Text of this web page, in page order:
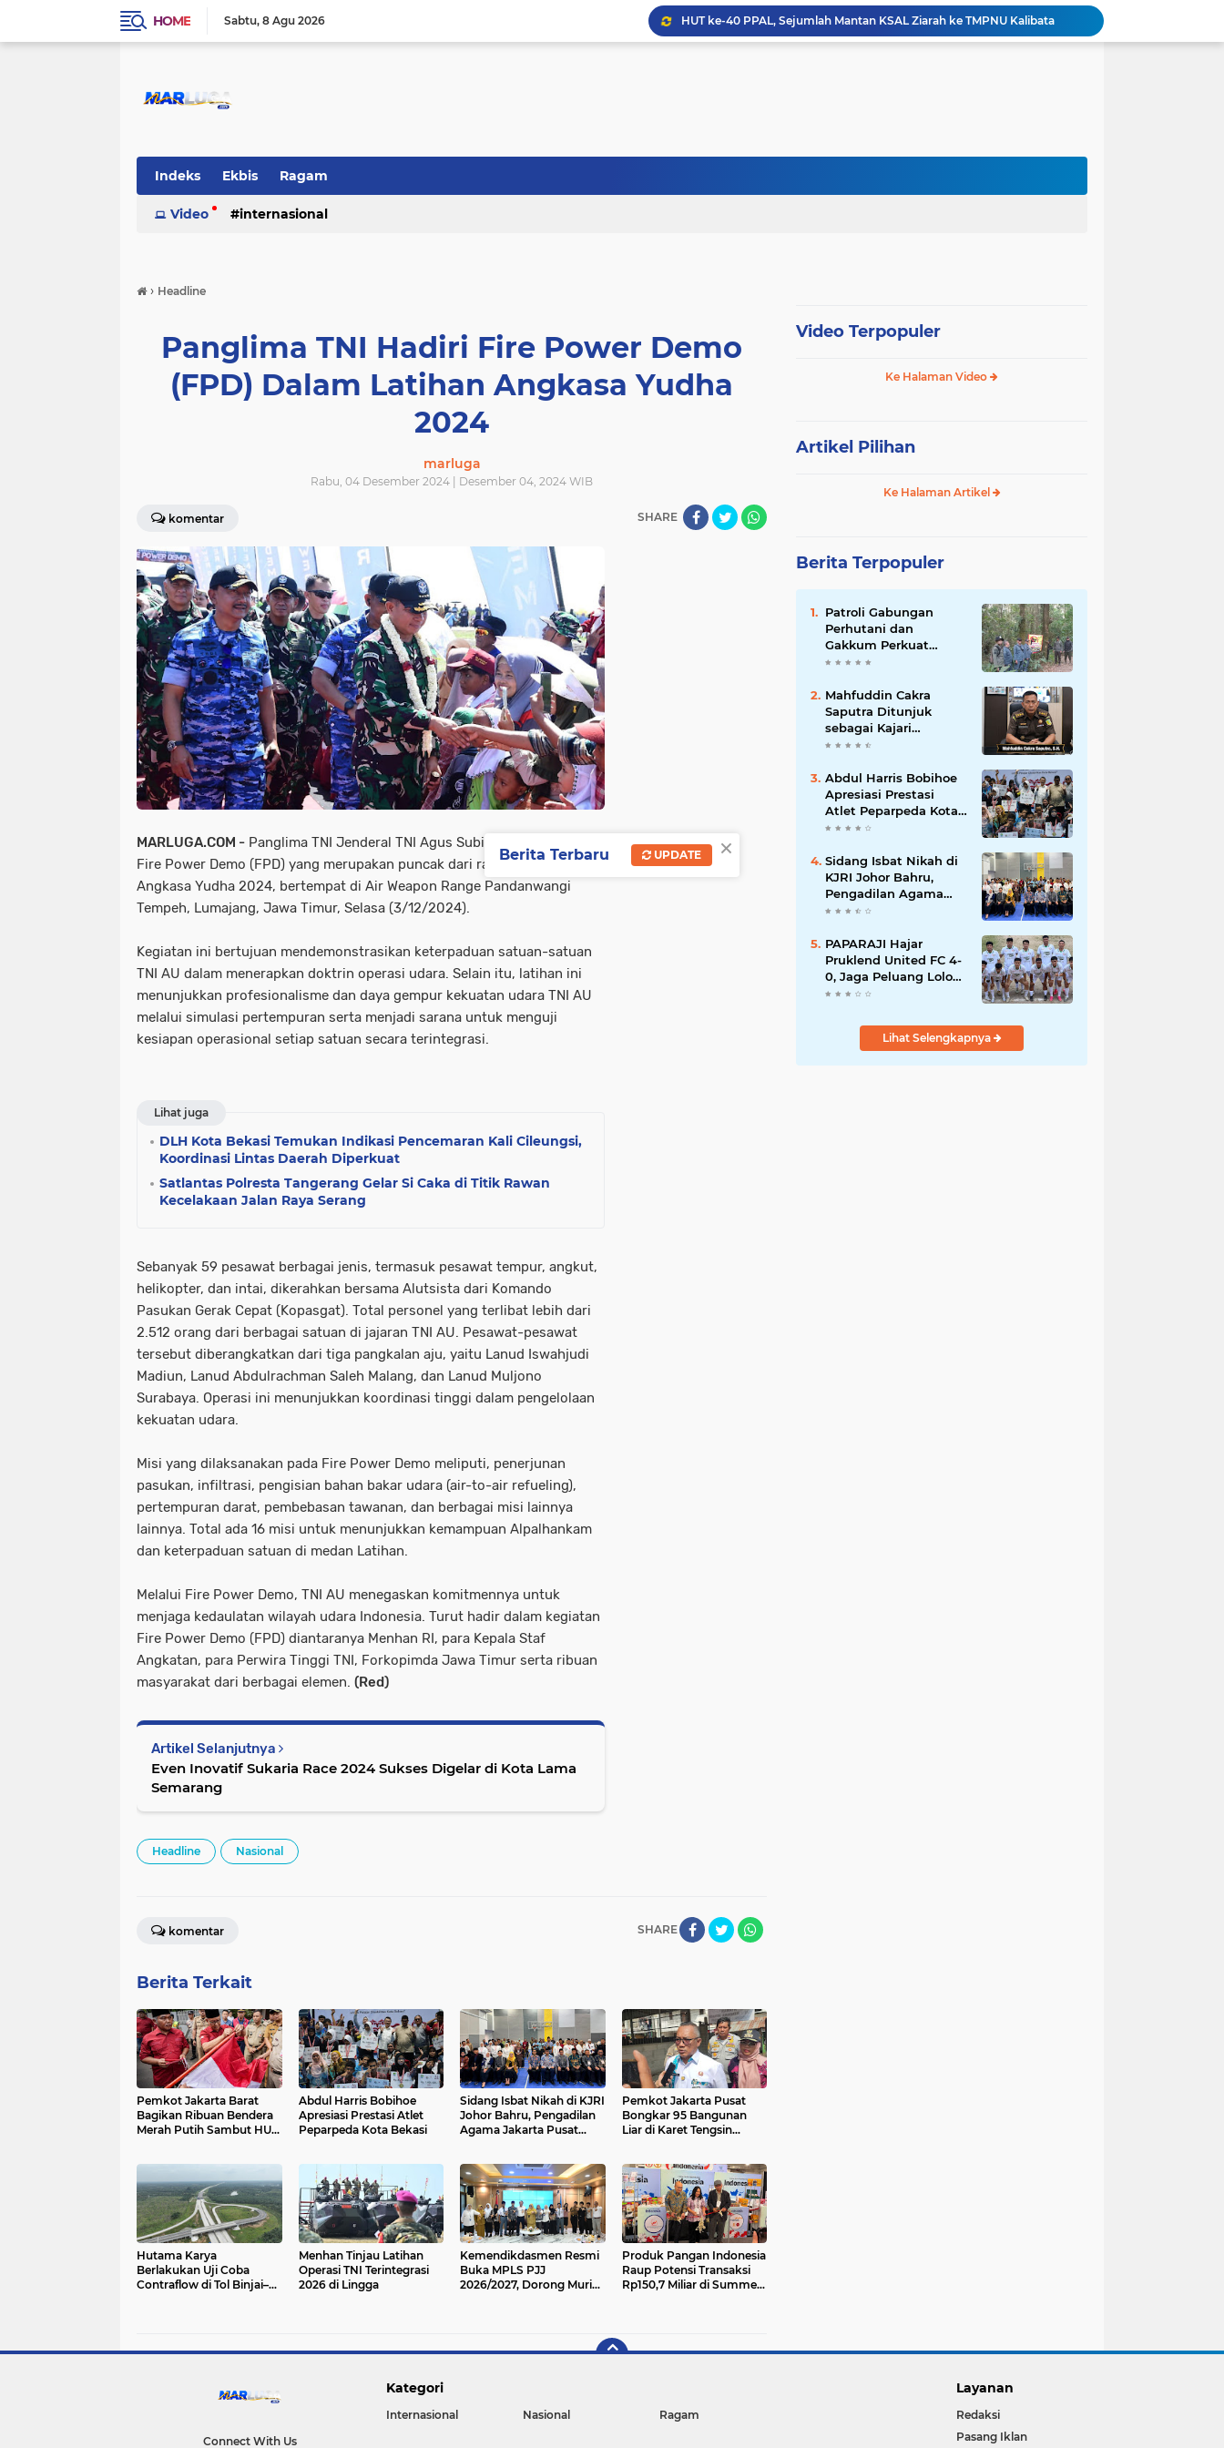
HOME Sabtu 8 Agu 2026
HUT ke-40 PPAL, Sejumlah Mantan KSAL Ziarah ke TMPNU Kalibata
Pemkot Jakarta Barat Bagikan Ribuan Bendera Merah Putih Sambut HUT Ke-81 RI
Patroli Gabungan Perhutani dan Gakkum Perkuat Pengamanan Hutan di Lembang
Indeks Ekbis Ragam
Video internasional
› Headline
Panglima TNI Hadiri Fire Power Demo
(FPD) Dalam Latihan Angkasa Yudha
2024
marluga
Rabu, 04 Desember 2024 | Desember 04, 2024 WIB
komentar SHARE
MARLUGA.COM - Panglima TNI Jenderal TNI Agus Subiyanto menghadiri
Fire Power Demo (FPD) yang merupakan puncak dari rangkaian Latihan
Angkasa Yudha 2024, bertempat di Air Weapon Range Pandanwangi
Tempeh, Lumajang, Jawa Timur, Selasa (3/12/2024).
Kegiatan ini bertujuan mendemonstrasikan keterpaduan satuan-satuan
TNI AU dalam menerapkan doktrin operasi udara. Selain itu, latihan ini
menunjukkan profesionalisme dan daya gempur kekuatan udara TNI AU
melalui simulasi pertempuran serta menjadi sarana untuk menguji
kesiapan operasional setiap satuan secara terintegrasi.
Lihat juga
DLH Kota Bekasi Temukan Indikasi Pencemaran Kali Cileungsi,
Koordinasi Lintas Daerah Diperkuat
Satlantas Polresta Tangerang Gelar Si Caka di Titik Rawan
Kecelakaan Jalan Raya Serang
Sebanyak 59 pesawat berbagai jenis, termasuk pesawat tempur, angkut,
helikopter, dan intai, dikerahkan bersama Alutsista dari Komando
Pasukan Gerak Cepat (Kopasgat). Total personel yang terlibat lebih dari
2.512 orang dari berbagai satuan di jajaran TNI AU. Pesawat-pesawat
tersebut diberangkatkan dari tiga pangkalan aju, yaitu Lanud Iswahjudi
Madiun, Lanud Abdulrachman Saleh Malang, dan Lanud Muljono
Surabaya. Operasi ini menunjukkan koordinasi tinggi dalam pengelolaan
kekuatan udara.
Misi yang dilaksanakan pada Fire Power Demo meliputi, penerjunan
pasukan, infiltrasi, pengisian bahan bakar udara (air-to-air refueling),
pertempuran darat, pembebasan tawanan, dan berbagai misi lainnya
lainnya. Total ada 16 misi untuk menunjukkan kemampuan Alpalhankam
dan keterpaduan satuan di medan Latihan.
Melalui Fire Power Demo, TNI AU menegaskan komitmennya untuk
menjaga kedaulatan wilayah udara Indonesia. Turut hadir dalam kegiatan
Fire Power Demo (FPD) diantaranya Menhan RI, para Kepala Staf
Angkatan, para Perwira Tinggi TNI, Forkopimda Jawa Timur serta ribuan
masyarakat dari berbagai elemen. (Red)
Artikel Selanjutnya
Even Inovatif Sukaria Race 2024 Sukses Digelar di Kota Lama
Semarang
Headline Nasional
SHARE
komentar
Berita Terkait
Pemkot Jakarta Barat
Bagikan Ribuan Bendera
Merah Putih Sambut HUT
Abdul Harris Bobihoe
Apresiasi Prestasi Atlet
Peparpeda Kota Bekasi
Sidang Isbat Nikah di KJRI
Johor Bahru, Pengadilan
Agama Jakarta Pusat
Pemkot Jakarta Pusat
Bongkar 95 Bangunan
Liar di Karet Tengsin
Hutama Karya
Berlakukan Uji Coba
Contraflow di Tol Binjai–
Menhan Tinjau Latihan
Operasi TNI Terintegrasi
2026 di Lingga
Kemendikdasmen Resmi
Buka MPLS PJJ
2026/2027, Dorong Murid
Produk Pangan Indonesia
Raup Potensi Transaksi
Rp150,7 Miliar di Summer
Video Terpopuler
Ke Halaman Video
Artikel Pilihan
Ke Halaman Artikel
Berita Terpopuler
Patroli Gabungan
Perhutani dan
Gakkum Perkuat
Pengamanan Hutan di
Mahfuddin Cakra
Saputra Ditunjuk
sebagai Kajari
Sumbawa Barat dalam
Agung
Abdul Harris Bobihoe
Apresiasi Prestasi
Atlet Peparpeda Kota
Bekasi
Sidang Isbat Nikah di
KJRI Johor Bahru,
Pengadilan Agama
Jakarta Pusat
Permohonan
PAPARAJI Hajar
Pruklend United FC 4-
0, Jaga Peluang Lolos
ke Babak Berikutnya
HKBP
Lihat Selengkapnya
Connect With Us
Kategori
Internasional Nasional Ragam
Layanan
Redaksi
Pasang Iklan
×
Berita Terbaru UPDATE